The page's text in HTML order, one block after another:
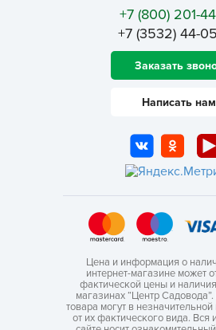
+7 (800) 201-
+7 (3532) 44-
Заказать
Написать нам
Цена и информация о
интернет-магазине может
фактической цены и
магазинах “Центр
товара могут в незначительной
от их фактического вида. Вся